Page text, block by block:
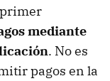
mediante
. No es
pagos en la